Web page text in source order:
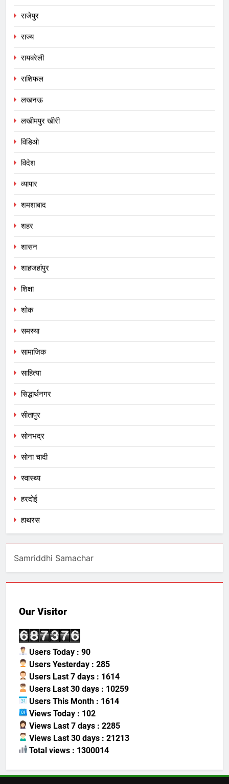
राजेपुर
राज्य
रायबरेली
राशिफल
लखनऊ
लखीमपुर खीरी
विडिओ
विदेश
व्यापार
शमशाबाद
शहर
शासन
शाहजहांपुर
शिक्षा
शोक
समस्या
सामाजिक
साहित्या
सिद्धार्थनगर
सीतापुर
सोनभद्र
सोना चादी
स्वास्थ्य
हरदोई
हाथरस
Samriddhi Samachar
Our Visitor
Users Today : 90
Users Yesterday : 285
Users Last 7 days : 1614
Users Last 30 days : 10259
Users This Month : 1614
Views Today : 102
Views Last 7 days : 2285
Views Last 30 days : 21213
Total views : 1300014